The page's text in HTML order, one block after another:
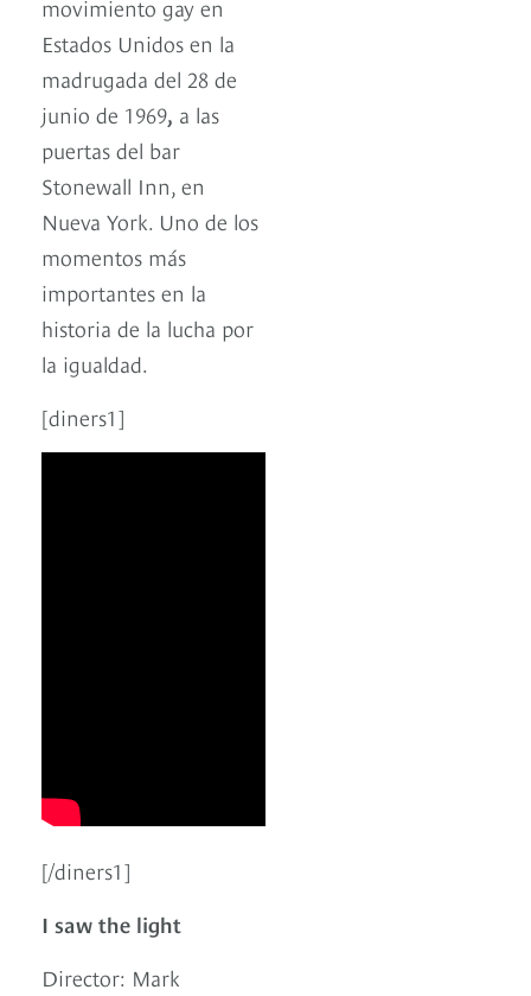
movimiento gay en
Estados Unidos en la
madrugada del 28 de
junio de 1969, a las
puertas del bar
Stonewall Inn, en
Nueva York. Uno de los
momentos más
importantes en la
historia de la lucha por
la igualdad.
[diners1]
[/diners1]
I saw the light
Director: Mark